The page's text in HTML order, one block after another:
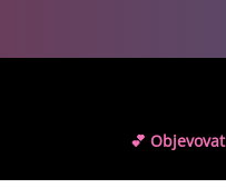
💕 Objevovat